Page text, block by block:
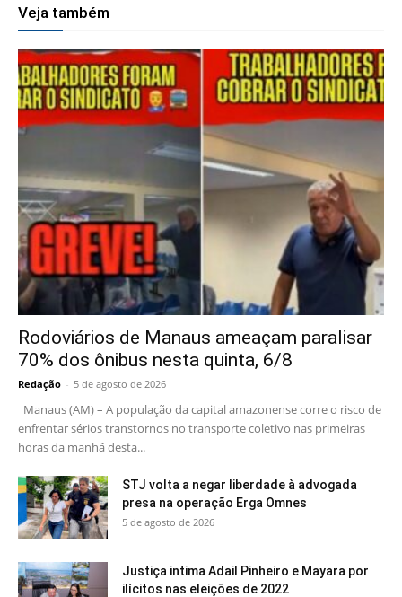
Veja também
Rodoviários de Manaus ameaçam paralisar
70% dos ônibus nesta quinta, 6/8
Redação - 5 de agosto de 2026
Manaus (AM) – A população da capital amazonense corre o risco de
enfrentar sérios transtornos no transporte coletivo nas primeiras
horas da manhã desta...
STJ volta a negar liberdade à advogada
presa na operação Erga Omnes
5 de agosto de 2026
Justiça intima Adail Pinheiro e Mayara por
ilícitos nas eleições de 2022